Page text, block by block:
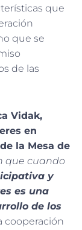
que
que se
de las
Vidak,
en
la Mesa de
que cuando
y
es una
de los
cooperación